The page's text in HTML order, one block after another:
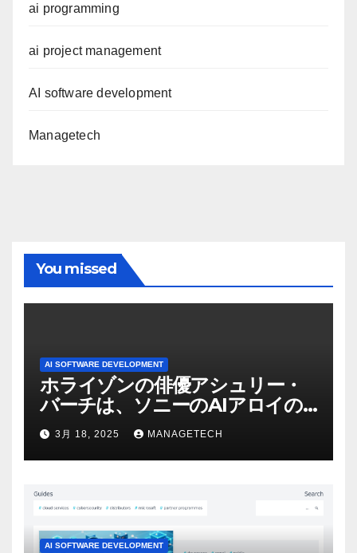
ai programming
ai project management
AI software development
Managetech
You missed
AI SOFTWARE DEVELOPMENT
ホライゾンの俳優アシュリー・
バーチは、ソニーのAIアロイの
ビデオを見て「ゲームパフォー
マンスという芸術形式に不安を
感じた」と語る – IGN
3月 18, 2025 MANAGETECH
AI SOFTWARE DEVELOPMENT